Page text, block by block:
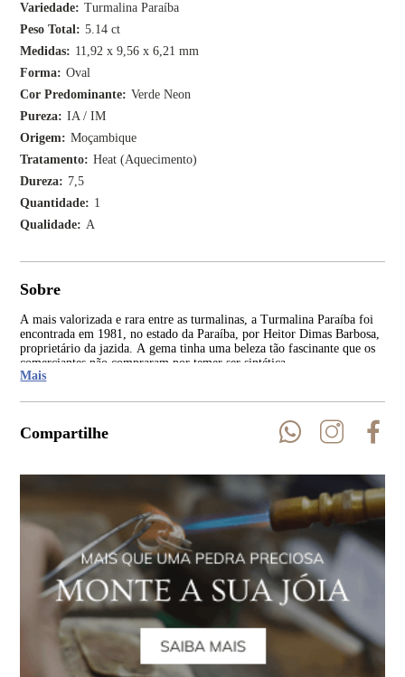
Variedade
Turmalina Paraíba
Peso Total
5.14 ct
Medidas
11,92 x 9,56 x 6,21 mm
Forma
Oval
Cor Predominante
Verde Neon
Pureza
IA / IM
Origem
Moçambique
Tratamento
Heat (Aquecimento)
Dureza
7,5
Quantidade
1
Qualidade
A
Sobre
A mais valorizada e rara entre as turmalinas, a Turmalina Paraíba foi
encontrada em 1981, no estado da Paraíba, por Heitor Dimas Barbosa,
proprietário da jazida. A gema tinha uma beleza tão fascinante que os
comerciantes não compraram por temer ser sintética.
Mais
Compartilhe